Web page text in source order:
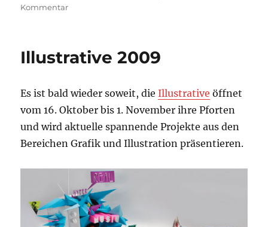
Kommentarzu
Illustrative 2009
Es ist bald wieder soweit, dieIllustrative öffnet
vom 16. Oktober bis 1. November ihre Pforten
und wird aktuelle spannende Projekte aus den
Bereichen Grafik und Illustration präsentieren.